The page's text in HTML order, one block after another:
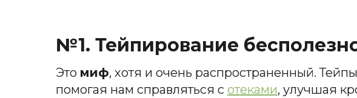
№1. Тейпирование
Это миф, хотя и очень распространенный.
помогая нам справляться с отеками, улучшая